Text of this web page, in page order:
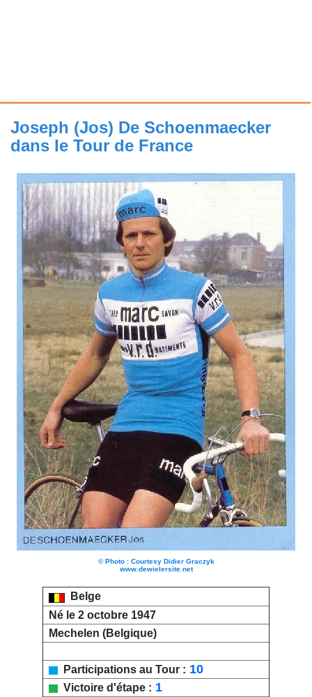
Joseph (Jos) De Schoenmaecker
dans le Tour de France
© Photo : Courtesy Didier Graczyk
www.dewielersite.net
Belge
Né le 2 octobre 1947
Mechelen (Belgique)
Participations au Tour : 10
Victoire d'étape : 1